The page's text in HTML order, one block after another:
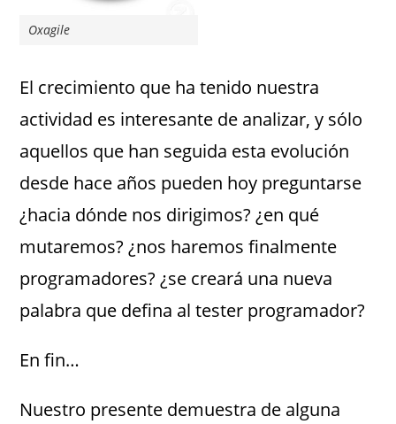
Oxagile
El crecimiento que ha tenido nuestra
actividad es interesante de analizar, y sólo
aquellos que han seguida esta evolución
desde hace años pueden hoy preguntarse
¿hacia dónde nos dirigimos? ¿en qué
mutaremos? ¿nos haremos finalmente
programadores? ¿se creará una nueva
palabra que defina al tester programador?
En fin…
Nuestro presente demuestra de alguna